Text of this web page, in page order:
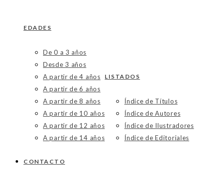
EDADES
De 0 a 3 años
Desde 3 años
A partir de 4 años
A partir de 6 años
A partir de 8 años
A partir de 10 años
A partir de 12 años
A partir de 14 años
LISTADOS
Índice de Títulos
Índice de Autores
Índice de Ilustradores
Índice de Editoriales
CONTACTO